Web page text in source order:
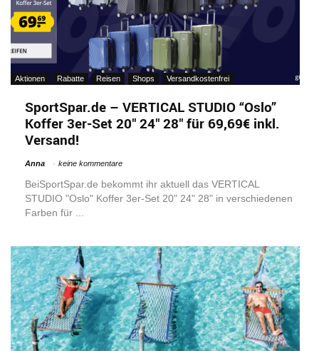
Aktionen Rabatte Reisen Shops Versandkostenfrei
SportSpar.de – VERTICAL STUDIO “Oslo”
Koffer 3er-Set 20″ 24″ 28″ für 69,69€ inkl.
Versand!
Anna keine kommentare
BeiSportSpar.de bekommt ihr aktuell das VERTICAL
STUDIO "Oslo" Koffer 3er-Set 20" 24" 28" in verschiedenen
Farben für ...